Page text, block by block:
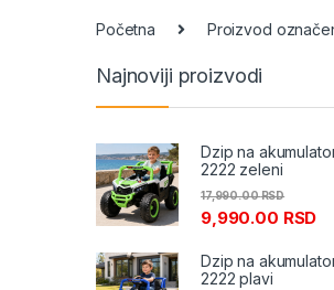
Početna Proizvod
Najnoviji proizvodi
Dzip na
2222 zeleni
9,990.00 RSD
17,990.00RSD
Dzip na
2222 plavi